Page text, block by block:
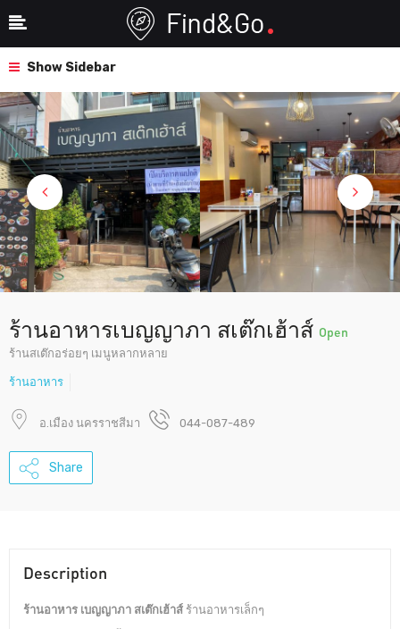
Show Sidebar
ร้านอาหารเบญญาภา สเต๊กเฮ้าส์ Open
ร้านสเต๊กอร่อยๆ เมนูหลากหลาย
ร้านอาหาร
อ.เมือง นครราชสีมา 044-087-489
Share
Description
ร้านอาหาร เบญญาภา สเต๊กเฮ้าส์ ร้านอาหารเล็กๆ